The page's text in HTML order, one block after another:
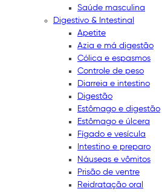
Saúde masculina
Digestivo & Intestinal
Apetite
Azia e má digestão
Cólica e espasmos
Controle de peso
Diarreia e intestino
Digestão
Estômago e digestão
Estômago e úlcera
Fígado e vesícula
Intestino e preparo
Náuseas e vômitos
Prisão de ventre
Reidratação oral